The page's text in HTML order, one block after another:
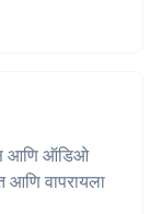
आणि ऑडिओ
आणि वापरायला